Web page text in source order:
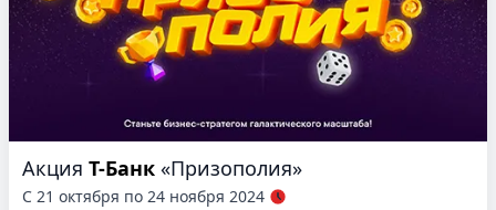
Акция Т-Банк «Призополия»
С 21 октября по 24 ноября 2024